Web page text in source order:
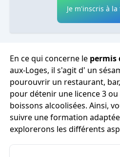
Je m'inscris à
En ce qui concerne le permis
aux-Loges, il s'agit d' un
pourouvrir un restaurant,
pour détenir une licence 3
boissons alcoolisées. Ainsi,
suivre une formation
explorerons les différents